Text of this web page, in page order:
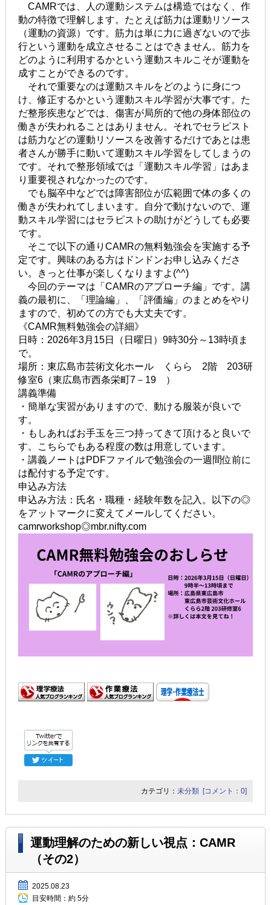
CAMRでは、人の運動システムは構造ではなく、作
動の特徴で理解します。たとえば筋力は運動リソース
（運動の資源）です。筋力は単に力に過ぎないので歩
行という運動を成立させることはできません。筋力を
どのように利用するかという運動スキルこそが運動を
成すことができるのです。
それで重要なのは運動スキルをどのように身につ
け、修正するかという運動スキル学習が大事です。た
だ整形疾患などでは、傷害が局所的で他の身体部位の
働きが失われることはありません。それでセラピスト
は筋力などの運動リソースを改善するだけであとは患
者さんが勝手に動いて運動スキル学習をしてしまうの
です。それで整形領域では「運動スキル学習」はあま
り重要視されなかったのです。
でも脳卒中などでは障害部位が広範囲で体の多くの
働きが失われてしまいます。自分で動けないので、運
動スキル学習にはセラピストの助けがどうしても必要
です。
そこで以下の通りCAMRの無料勉強会を実施する予
定です。興味のある方はドンドンお申し込みくださ
い。きっと仕事が楽しくなりますよ(^^)
今回のテーマは「CAMRのアプローチ編」です。講
義の最初に、「理論編」、「評価編」のまとめをやり
ますので、初めての方でも大丈夫です。
《CAMR無料勉強会の詳細》
日時：2026年3月15日（日曜日）9時30分～13時頃ま
で。
場所：東広島市芸術文化ホール くらら 2階 203研
修室6（東広島市西条栄町7－19 ）
講義準備
・簡単な実習がありますので、動ける服装が良いで
す。
・もしあればお手玉を三つ持ってきて頂けると良いで
す。こちらでもある程度の数は用意しています。
・講義ノートはPDFファイルで勉強会の一週間位前に
は配付する予定です。
申込み方法
申込み方法：氏名・職種・経験年数を記入。以下の◎
をアットマークに変えてメールしてください。
camrworkshop◎mbr.nifty.com
カテゴリ：未分類 [コメント：0]
運動理解のための新しい視点：CAMR
（その2）
2025.08.23
目安時間： 約 5分